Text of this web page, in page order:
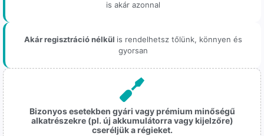
is akár azonnal
Akár regisztráció nélkül is rendelhetsz tőlünk, könnyen és
gyorsan
Bizonyos esetekben gyári vagy prémium minőségű
alkatrészekre (pl. új akkumulátorra vagy kijelzőre)
cseréljük a régieket.